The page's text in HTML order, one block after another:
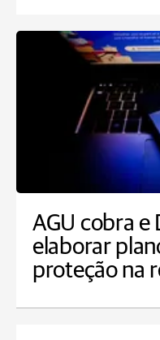
AGU cobra e
elaborar
proteção na